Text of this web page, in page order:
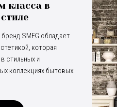
класса в
SMEG обладает
которая
стильных и
коллекциях бытовых